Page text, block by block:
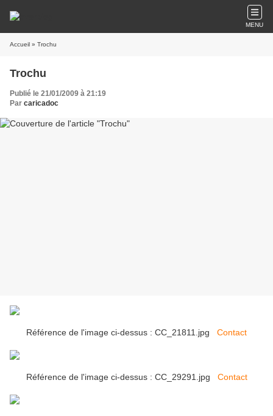
MENU
Accueil » Trochu
Trochu
Publié le 21/01/2009 à 21:19
Par caricadoc
Référence de l'image ci-dessus : CC_21811.jpg Contact
Référence de l'image ci-dessus : CC_29291.jpg Contact